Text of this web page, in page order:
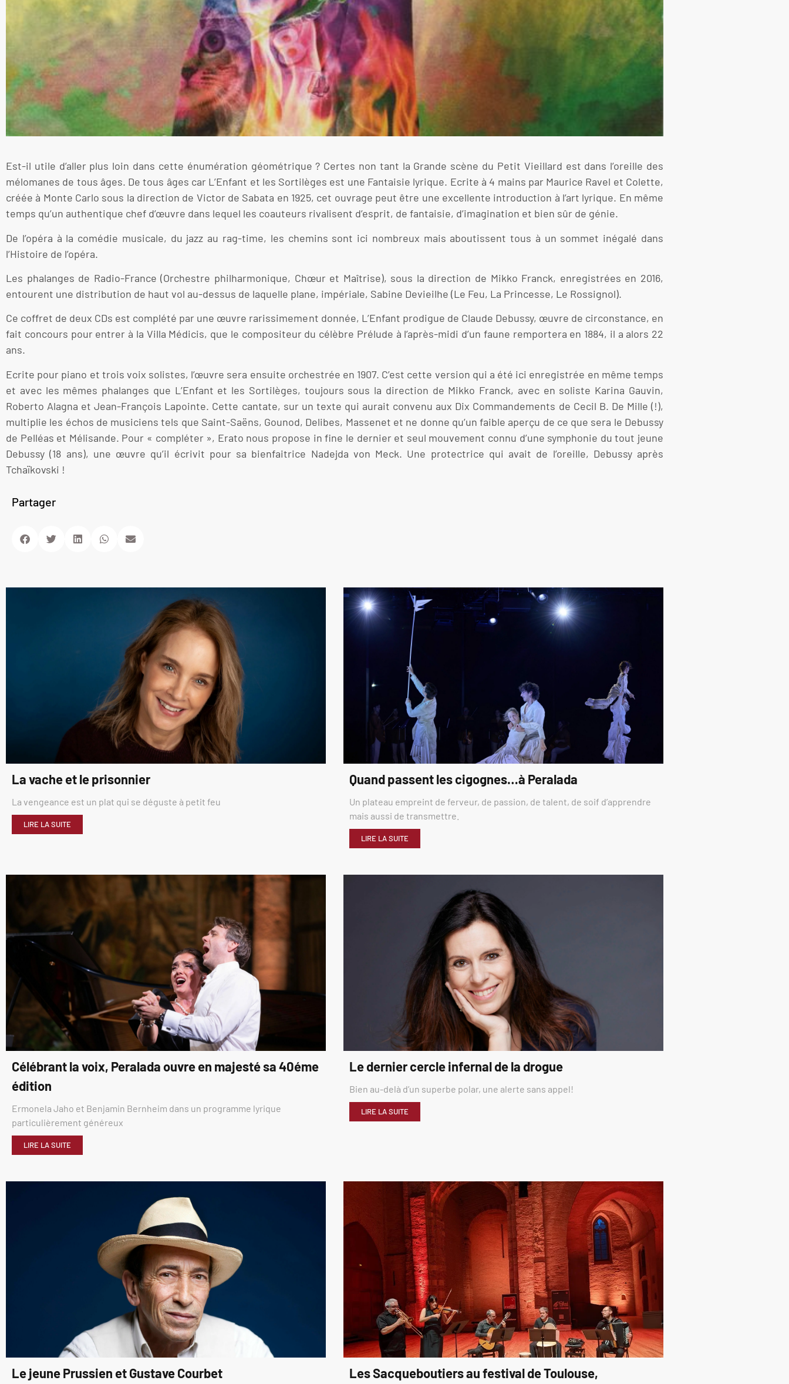
Est-il utile d’aller plus loin dans cette énumération géométrique ? Certes non tant la Grande scène du Petit Vieillard est dans l’oreille des
mélomanes de tous âges. De tous âges car L’Enfant et les Sortilèges est une Fantaisie lyrique. Ecrite à 4 mains par Maurice Ravel et Colette,
créée à Monte Carlo sous la direction de Victor de Sabata en 1925, cet ouvrage peut être une excellente introduction à l’art lyrique. En même
temps qu’un authentique chef d’œuvre dans lequel les coauteurs rivalisent d’esprit, de fantaisie, d’imagination et bien sûr de génie.
De l’opéra à la comédie musicale, du jazz au rag-time, les chemins sont ici nombreux mais aboutissent tous à un sommet inégalé dans
l’Histoire de l’opéra.
Les phalanges de Radio-France (Orchestre philharmonique, Chœur et Maîtrise), sous la direction de Mikko Franck, enregistrées en 2016,
entourent une distribution de haut vol au-dessus de laquelle plane, impériale, Sabine Devieilhe (Le Feu, La Princesse, Le Rossignol).
Ce coffret de deux CDs est complété par une œuvre rarissimement donnée, L’Enfant prodigue de Claude Debussy, œuvre de circonstance, en
fait concours pour entrer à la Villa Médicis, que le compositeur du célèbre Prélude à l’après-midi d’un faune remportera en 1884, il a alors 22
ans.
Ecrite pour piano et trois voix solistes, l’œuvre sera ensuite orchestrée en 1907. C’est cette version qui a été ici enregistrée en même temps
et avec les mêmes phalanges que L’Enfant et les Sortilèges, toujours sous la direction de Mikko Franck, avec en soliste Karina Gauvin,
Roberto Alagna et Jean-François Lapointe. Cette cantate, sur un texte qui aurait convenu aux Dix Commandements de Cecil B. De Mille (!),
multiplie les échos de musiciens tels que Saint-Saëns, Gounod, Delibes, Massenet et ne donne qu’un faible aperçu de ce que sera le Debussy
de Pelléas et Mélisande. Pour « compléter », Erato nous propose in fine le dernier et seul mouvement connu d’une symphonie du tout jeune
Debussy (18 ans), une œuvre qu’il écrivit pour sa bienfaitrice Nadejda von Meck. Une protectrice qui avait de l’oreille, Debussy après
Tchaïkovski !
Partager
La vache et le prisonnier
La vengeance est un plat qui se déguste à petit feu
LIRE LA SUITE
Quand passent les cigognes…à Peralada
Un plateau empreint de ferveur, de passion, de talent, de soif d’apprendre
mais aussi de transmettre.
LIRE LA SUITE
Célébrant la voix, Peralada ouvre en majesté sa 40éme
édition
Ermonela Jaho et Benjamin Bernheim dans un programme lyrique
particulièrement généreux
LIRE LA SUITE
Le dernier cercle infernal de la drogue
Bien au-delà d’un superbe polar, une alerte sans appel!
LIRE LA SUITE
Le jeune Prussien et Gustave Courbet Les Sacqueboutiers au festival de Toulouse,